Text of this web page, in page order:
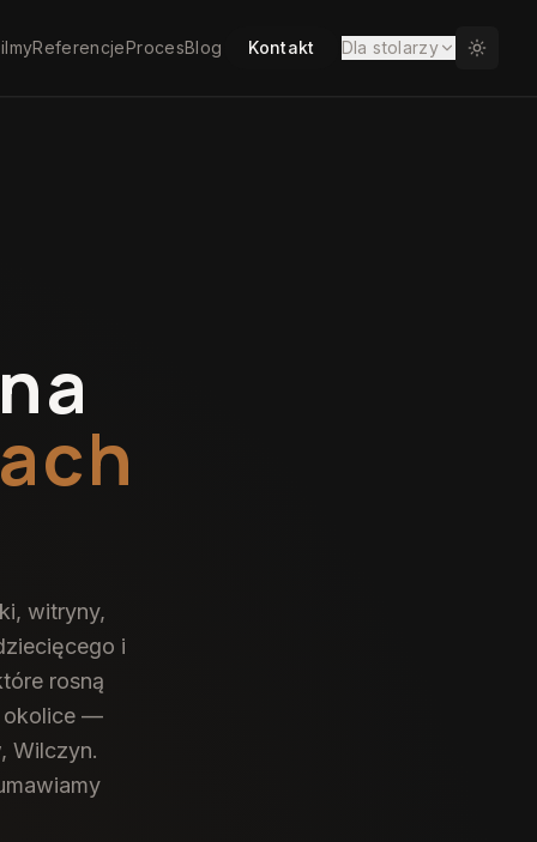
ReferencjeProcesBlog Kontakt Dla stolarzy
witryny,
i
rosną
okolice —
Wilczyn.